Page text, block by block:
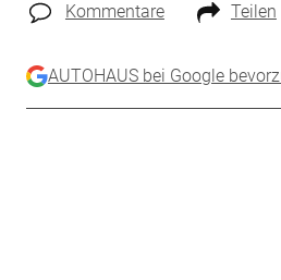
Kommentare Teilen
AUTOHAUS bei Google